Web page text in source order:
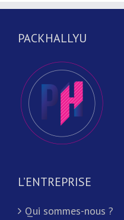
PACKHALLYU
L’ENTREPRISE
Qui sommes-nous ?